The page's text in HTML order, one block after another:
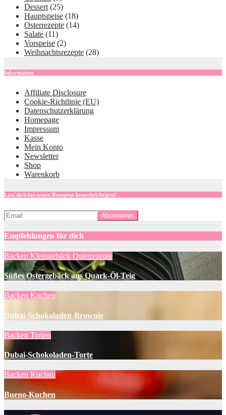
Dessert (25)
Hauptspeise (18)
Osterrezepte (14)
Salate (11)
Vorspeise (2)
Weihnachtsrezepte (28)
Information
Affiliate Disclosure
Cookie-Richtlinie (EU)
Datenschutzerklärung
Homepage
Impressum
Kasse
Mein Konto
Newsletter
Shop
Warenkorb
Lass dich bei neuen Rezepten benachrichtigen!
Empfehlungen für dich
Backen Kleingebäck Osterrezepte
Süßes Ostergebäck aus Quark-Öl-Teig
Backen Kuchen
Dubai-Schokoladen-Brownie
Backen Torten
Dubai-Schokoladen-Torte
Backen Kuchen
Bueno-Kuchen